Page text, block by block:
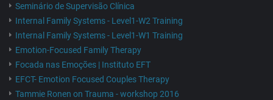
Seminário de Supervisão Clínica
Internal Family Systems - Level1-W2 Training
Internal Family Systems - Level1-W1 Training
Emotion-Focused Family Therapy
Focada nas Emoções | Instituto EFT
EFCT- Emotion Focused Couples Therapy
Tammie Ronen on Trauma - workshop 2016